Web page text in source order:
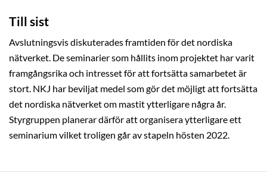
Till sist
Avslutningsvis diskuterades framtiden för det nordiska
nätverket. De seminarier som hållits inom projektet har varit
framgångsrika och intresset för att fortsätta samarbetet är
stort. NKJ har beviljat medel som gör det möjligt att fortsätta
det nordiska nätverket om mastit ytterligare några år.
Styrgruppen planerar därför att organisera ytterligare ett
seminarium vilket troligen går av stapeln hösten 2022.